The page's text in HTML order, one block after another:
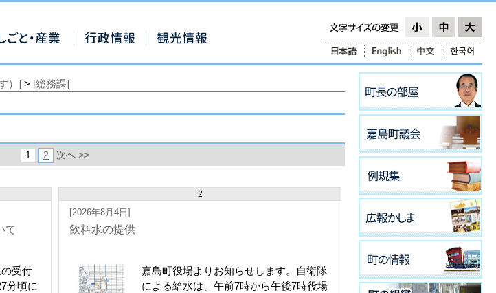
）] > [総務課]
1 2 次へ >>
て
受付
分頃に
2
[2026年8月4日]
飲料水の提供
嘉島町役場よりお知らせします。自衛隊
による給水は、午前7時から午後7時役場